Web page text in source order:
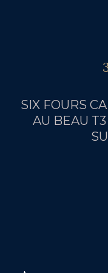
SIX FOURS
AU BEAU